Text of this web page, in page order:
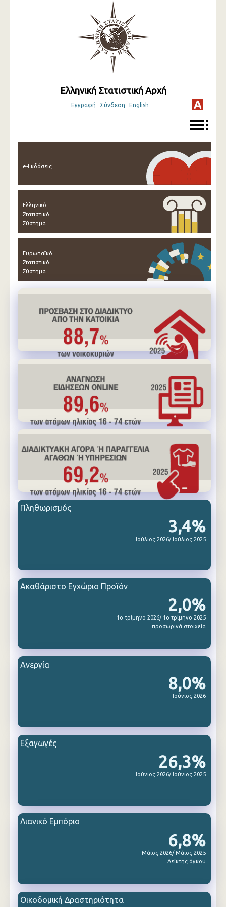
Ελληνική Στατιστική Αρχή
Εγγραφή Σύνδεση English
e-Εκδόσεις
Ελληνικό
Στατιστικό
Σύστημα
Ευρωπαϊκό
Στατιστικό
Σύστημα
3,4%
Ιούλιος 2026/ Ιούλιος 2025
Πληθωρισμός
2,0%
1ο τρίμηνο 2026/ 1ο τρίμηνο 2025
προσωρινά στοιχεία
Ακαθάριστο Εγχώριο Προϊόν
8,0%
Ιούνιος 2026
Ανεργία
26,3%
Ιούνιος 2026/ Ιούνιος 2025
Εξαγωγές
6,8%
Μάιος 2026/ Μάιος 2025
Δείκτης όγκου
Λιανικό Εμπόριο
Οικοδομική Δραστηριότητα